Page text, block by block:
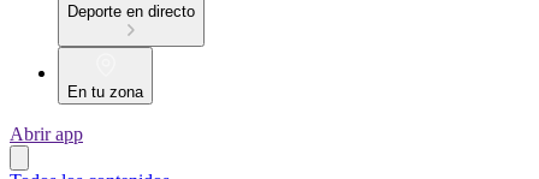
Deporte en directo
En tu zona
Abrir app